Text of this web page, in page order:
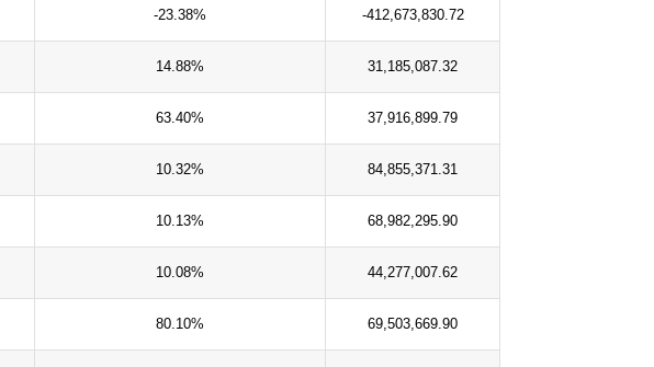
-23.38% -412,673,830.72
14.88% 31,185,087.32
63.40% 37,916,899.79
10.32% 84,855,371.31
10.13% 68,982,295.90
10.08% 44,277,007.62
80.10% 69,503,669.90